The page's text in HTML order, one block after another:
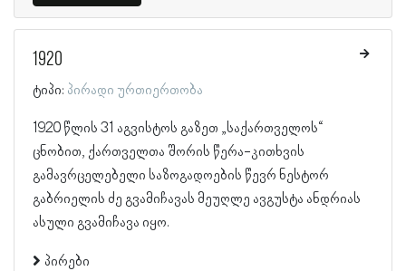
1920
ტიპი: პირადი ურთიერთობა
1920 წლის 31 აგვისტოს გაზეთ „საქართველოს“
ცნობით, ქართველთა შორის წერა-კითხვის
გამავრცელებელი საზოგადოების წევრ ნესტორ
გაბრიელის ძე გვამიჩავას მეუღლე ავგუსტა ანდრიას
ასული გვამიჩავა იყო.
პირები